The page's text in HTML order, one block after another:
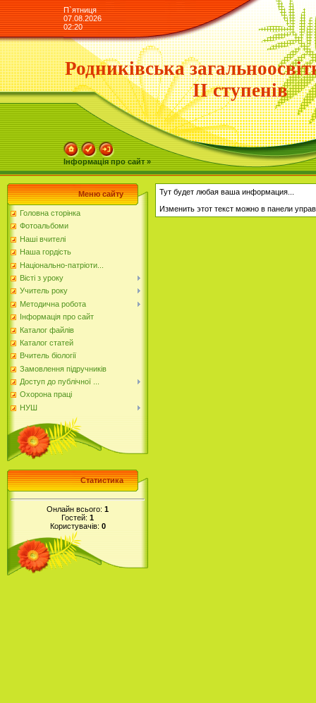
П`ятниця
07.08.2026
02:20
Родниківська
ІІ ступенів
Інформація про сайт »
Меню сайту
Головна сторінка
Фотоальбоми
Наші вчителі
Наша гордість
Національно-патріоти...
Вісті з уроку
Учитель року
Методична робота
Інформація про сайт
Каталог файлів
Каталог статей
Вчитель біології
Замовлення підручників
Доступ до публічної ...
Охорона праці
НУШ
Статистика
Онлайн всього: 1
Гостей: 1
Користувачів: 0
Тут будет любая ваша информация...
Изменить этот текст можно в панели